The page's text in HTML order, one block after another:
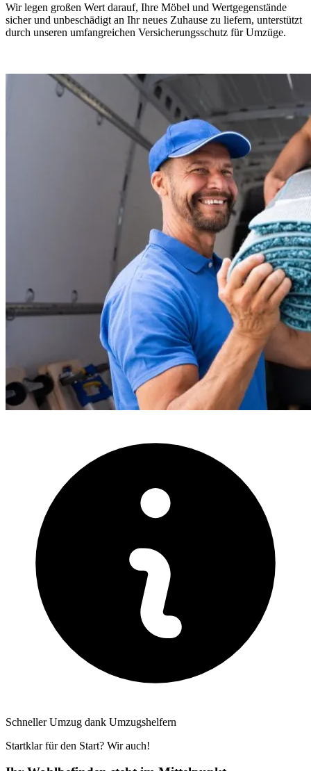
Wir legen großen Wert darauf, Ihre Möbel und Wertgegenstände
sicher und unbeschädigt an Ihr neues Zuhause zu liefern, unterstützt
durch unseren umfangreichen Versicherungsschutz für Umzüge.
Schneller Umzug dank Umzugshelfern
Startklar für den Start? Wir auch!